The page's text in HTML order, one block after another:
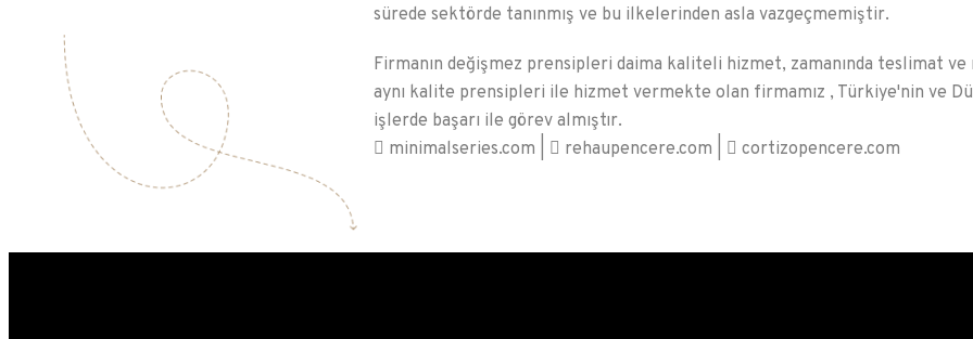
sürede sektörde tanınmış ve bu ilkelerinden asla vazgeçmemiştir.
Firmanın değişmez prensipleri daima kaliteli hizmet, zamanında teslimat
aynı kalite prensipleri ile hizmet vermekte olan firmamız , Türkiye'nin ve
işlerde başarı ile görev almıştır.
minimalseries.com |
rehaupencere.com | cortizopencere.com